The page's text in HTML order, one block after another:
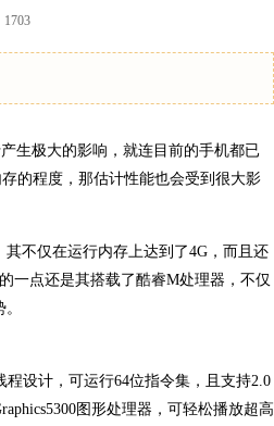
1703
生极大的影响，就连目前的手机都已
的程度，那估计性能也会受到很大影
不仅在运行内存上达到了4G，而且还
一点还是其搭载了酷睿M处理器，不仅
设计，可运行64位指令集，且支持2.0
图形处理器，可轻松播放超高